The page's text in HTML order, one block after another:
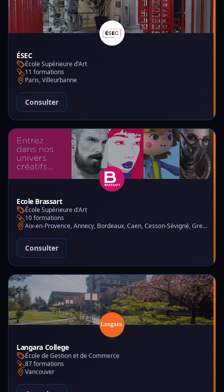
ÉSEC
École Supérieure d'Art
11 formations
Paris, Villeurbanne
Consulter
Ecole Brassart
École Supérieure d'Art
10 formations
Aix-en-Provence, Annecy, Bordeaux, Caen, Cesson-Sévigné, Grenoble, Lille, Lyon, Montpellier, Nantes, Nice, Paris, Toulouse, Tours
Consulter
Langara College
École de Gestion et de Commerce
87 formations
Vancouver